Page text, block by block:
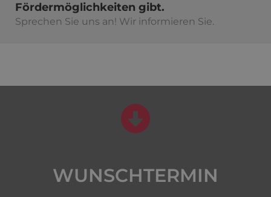
Fördermöglichkeiten gibt.
Sprechen Sie uns an! Wir informieren Sie.
WUNSCHTERMIN